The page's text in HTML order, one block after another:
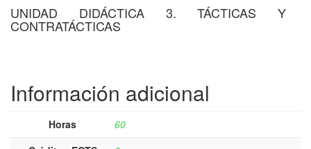
UNIDAD DIDÁCTICA 3. TÁCTICAS Y
CONTRATÁCTICAS
Información adicional
Horas
60